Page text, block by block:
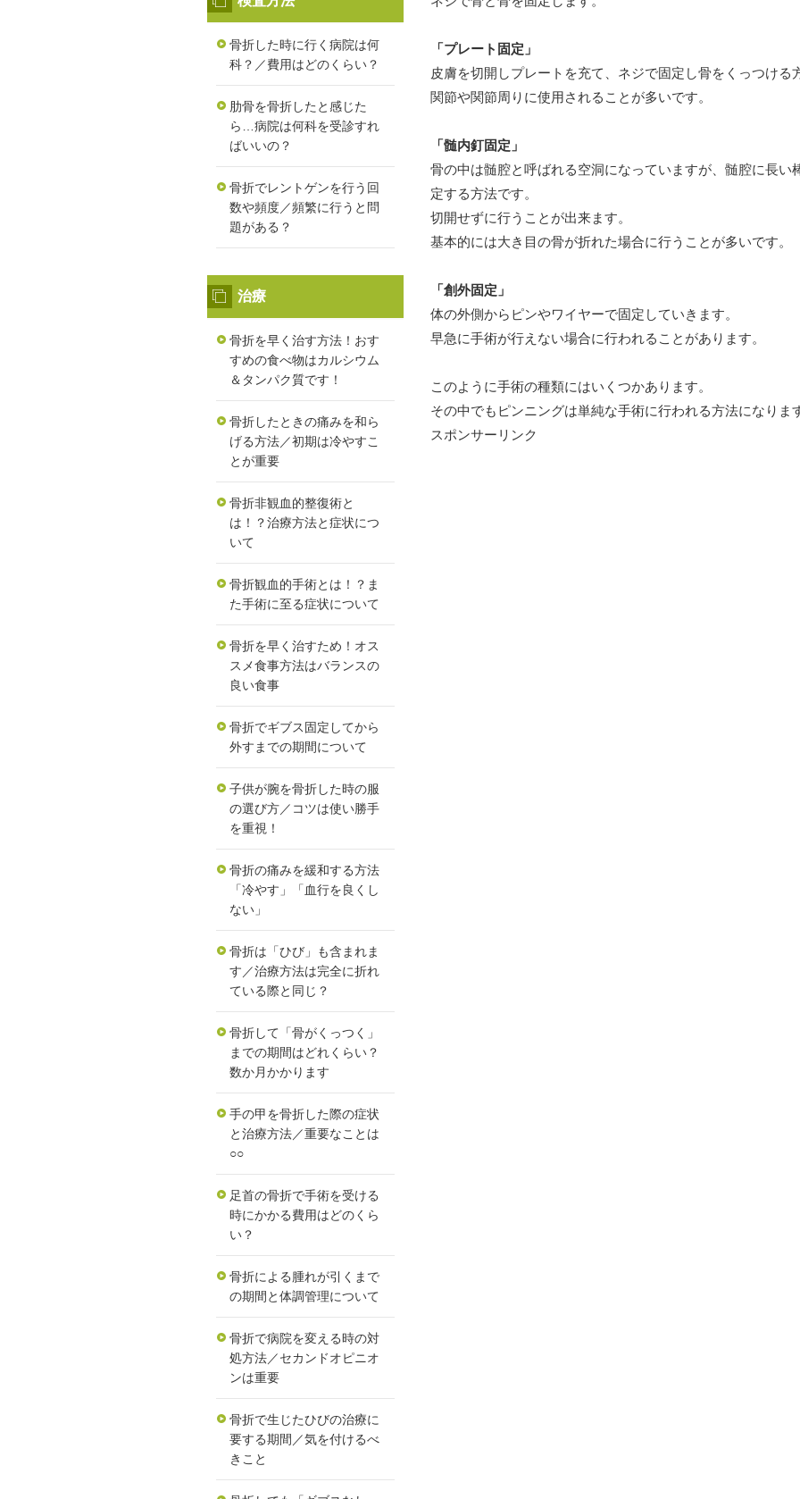
「プレート固定」
皮膚を切開しプレートを充て、ネジで固定し骨をくっつける
関節や関節周りに使用されることが多いです。
「髄内釘固定」
骨の中は髄腔と呼ばれる空洞になっていますが、髄腔に長い
定する方法です。
切開せずに行うことが出来ます。
基本的には大き目の骨が折れた場合に行うことが多いです。
「創外固定」
体の外側からピンやワイヤーで固定していきます。
早急に手術が行えない場合に行われることがあります。
このように手術の種類にはいくつかあります。
その中でもピンニングは単純な手術に行われる方法になりま
スポンサーリンク
骨折した時に行く病院は何
科？／費用はどのくらい？
肋骨を骨折したと感じた
ら…病院は何科を受診すれ
ばいいの？
骨折でレントゲンを行う回
数や頻度／頻繁に行うと問
題がある？
治療
骨折を早く治す方法！おす
すめの食べ物はカルシウム
＆タンパク質です！
骨折したときの痛みを和ら
げる方法／初期は冷やすこ
とが重要
骨折非観血的整復術と
は！？治療方法と症状につ
いて
骨折観血的手術とは！？ま
た手術に至る症状について
骨折を早く治すため！オス
スメ食事方法はバランスの
良い食事
骨折でギブス固定してから
外すまでの期間について
子供が腕を骨折した時の服
の選び方／コツは使い勝手
を重視！
骨折の痛みを緩和する方法
「冷やす」「血行を良くし
ない」
骨折は「ひび」も含まれま
す／治療方法は完全に折れ
ている際と同じ？
骨折して「骨がくっつく」
までの期間はどれくらい？
数か月かかります
手の甲を骨折した際の症状
と治療方法／重要なことは
○○
足首の骨折で手術を受ける
時にかかる費用はどのくら
い？
骨折による腫れが引くまで
の期間と体調管理について
骨折で病院を変える時の対
処方法／セカンドオピニオ
ンは重要
骨折で生じたひびの治療に
要する期間／気を付けるべ
きこと